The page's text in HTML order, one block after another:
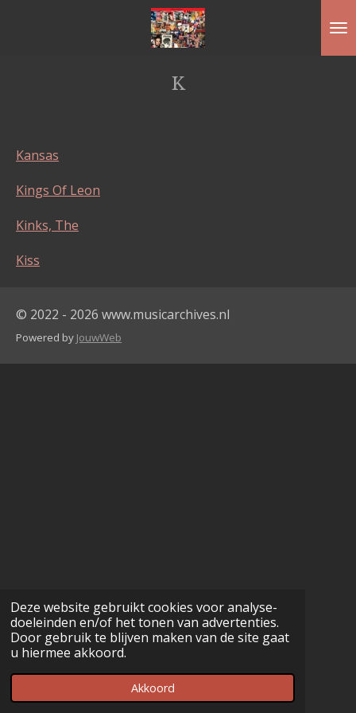
Deze website gebruikt cookies voor analyse-
doeleinden en/of het tonen van advertenties.
Door gebruik te blijven maken van de site gaat
u hiermee akkoord.
Akkoord
K
Kansas
Kings Of Leon
Kinks, The
Kiss
© 2022 - 2026 www.musicarchives.nl
Powered by JouwWeb